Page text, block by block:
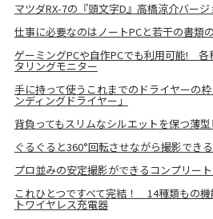
マツダRX-7の『頭文字D』高橋涼介バー
仕事に必要なのはノートPCと若干の書類
ゲーミングPCや自作PCでも利用可能! 各
タリングモニター
手に持って使うこれまでのドライヤーの
ンディングドライヤー」
背負ってもスリムなシルエットを保つ薄
ぐるぐると360°回転させながら撮影でき
プロ並みの安定撮影ができるコンプリー
これひとつですべて完結！ 14種類もの機
トワイヤレス充電器